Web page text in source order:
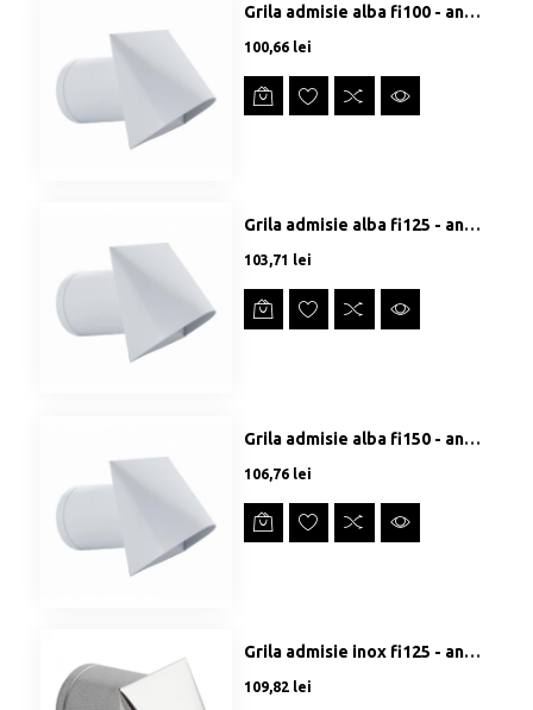
Grila admisie alba fi100 - anti vant/ploaie
Preț
100,66 lei
Grila admisie alba fi125 - anti vant/ploaie
Preț
103,71 lei
Grila admisie alba fi150 - anti vant/ploaie
Preț
106,76 lei
Grila admisie inox fi125 - anti vant/ploaie
Preț
109,82 lei